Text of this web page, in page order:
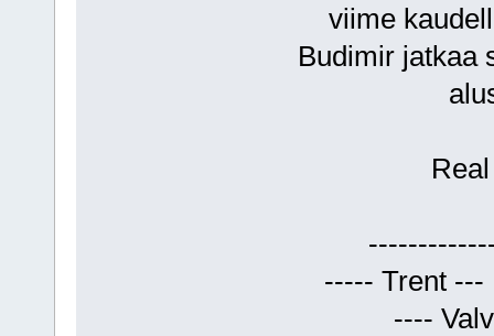
viime
Budimir jatkaa
----- Trent
----